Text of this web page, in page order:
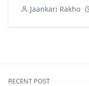
Jaankari Rakho
RECENT POST